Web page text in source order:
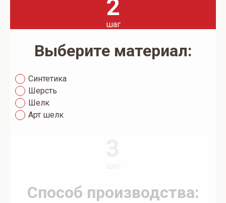
2
шаг
Выберите материал:
Синтетика
Шерсть
Шелк
Арт шелк
Способ производства: